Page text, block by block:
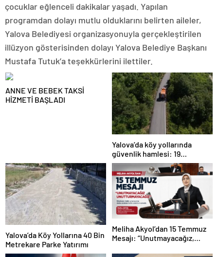
çocuklar eğlenceli dakikalar yaşadı. Yapılan
programdan dolayı mutlu olduklarını belirten aileler,
Yalova Belediyesi organizasyonuyla gerçekleştirilen
illüzyon gösterisinden dolayı Yalova Belediye Başkanı
Mustafa Tutuk’a teşekkürlerini ilettiler.
ANNE VE BEBEK TAKSİ
HİZMETİ BAŞLADI
Yalova’da köy yollarında
güvenlik hamlesi: 19
kilometrelik çalışma hedefi
Yalova’da Köy Yollarına 40 Bin
Metrekare Parke Yatırımı
Meliha Akyol’dan 15 Temmuz
Mesajı: “Unutmayacağız,